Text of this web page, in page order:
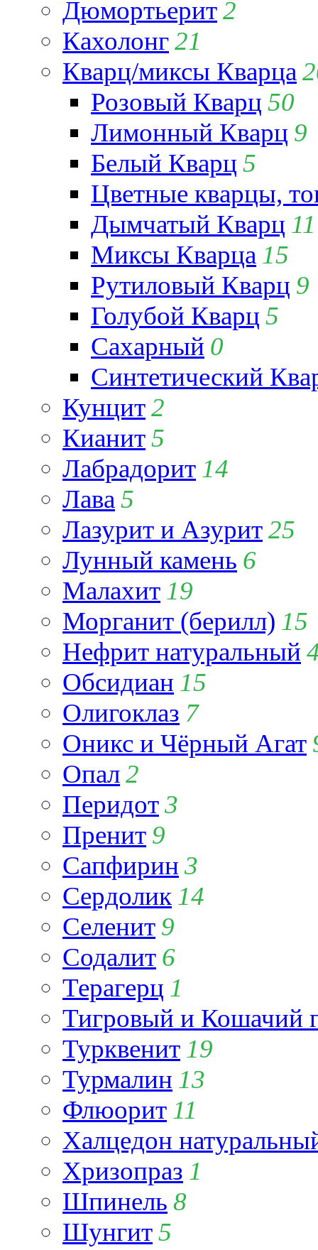
Дюмортьерит2
Кахолонг21
Кварц/миксы Кварца
Розовый Кварц 50
Лимонный Кварц 9
Белый Кварц 5
Цветные кварцы,
Дымчатый Кварц 11
Миксы Кварца 15
Рутиловый Кварц 9
Голубой Кварц 5
Сахарный 0
Синтетический
Кунцит2
Кианит5
Лабрадорит 14
Лава 5
Лазурит и Азурит25
Лунный камень 6
Малахит 19
Морганит (берилл) 15
Нефрит натуральный
Обсидиан 15
Олигоклаз 7
Оникс и Чёрный Агат
Опал2
Перидот3
Пренит 9
Сапфирин 3
Сердолик 14
Селенит 9
Содалит 6
Терагерц 1
Тигровый и Кошачий
Турквенит 19
Турмалин 13
Флюорит 11
Халцедон
Хризопраз 1
Шпинель 8
Шунгит5